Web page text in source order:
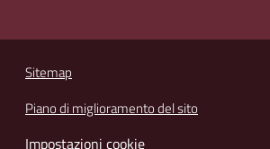
Sitemap
Piano di miglioramento del sito
Impostazioni cookie